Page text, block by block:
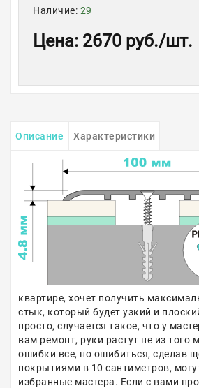
Наличие: 29
Цена: 2670 руб./шт.
Описание Характеристики
квартире, хочет получить
стык, который будет узкий и
просто, случается такое, что у
вам ремонт, руки растут не из того
ошибки все, но ошибиться, сделав
покрытиями в 10 сантиметров,
избранные мастера. Если с вами